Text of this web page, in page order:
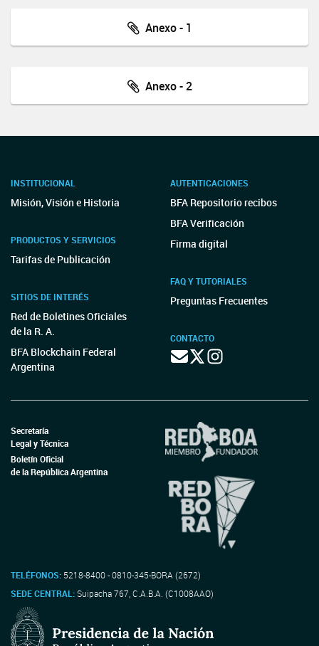
Anexo - 1
Anexo - 2
INSTITUCIONAL
Misión, Visión e Historia
PRODUCTOS Y SERVICIOS
Tarifas de Publicación
SITIOS DE INTERÉS
Red de Boletines Oficiales
de la R. A.
BFA Blockchain Federal
Argentina
AUTENTICACIONES
BFA Repositorio recibos
BFA Verificación
Firma digital
FAQ Y TUTORIALES
Preguntas Frecuentes
CONTACTO
Secretaría
Legal y Técnica
Boletín Oficial
de la República Argentina
TELÉFONOS: 5218-8400 - 0810-345-BORA (2672)
SEDE CENTRAL:Suipacha 767, C.A.B.A. (C1008AAO)